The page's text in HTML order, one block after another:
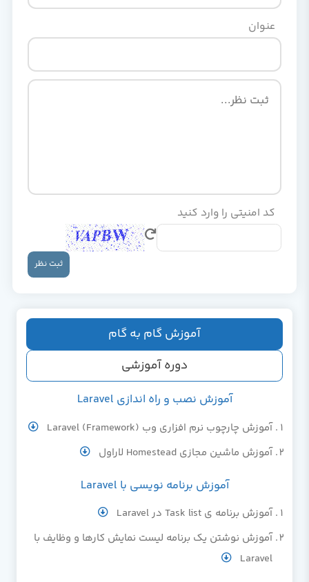
آموزش گام به گام
دوره آموزشی
آموزش نصب و راه اندازی Laravel
آموزش چارچوب نرم افزاری وب (Framework) Laravel
آموزش ماشین مجازی Homestead لاراول
آموزش برنامه نویسی با Laravel
آموزش برنامه ی Task list در Laravel
آموزش نوشتن یک برنامه لیست نمایش کارها و وظایف با
Laravel
عنوان
کد امنیتی را وارد کنید
ثبت نظر